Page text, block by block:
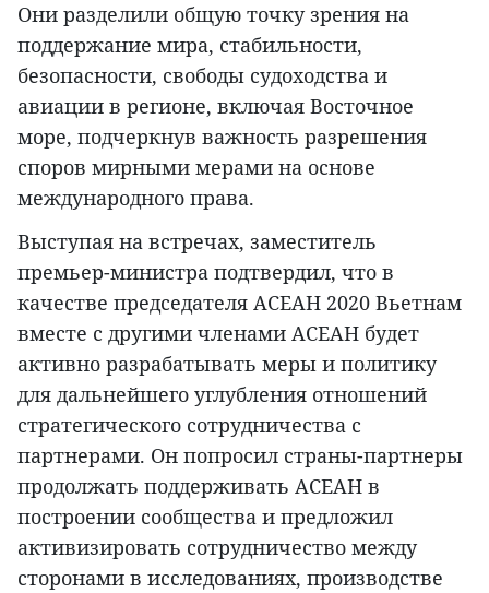
Они разделили общую точку зрения на
поддержание мира, стабильности,
безопасности, свободы судоходства и
авиации в регионе, включая Восточное
море, подчеркнув важность разрешения
споров мирными мерами на основе
международного права.
Выступая на встречах, заместитель
премьер-министра подтвердил, что в
качестве председателя АСЕАН 2020 Вьетнам
вместе с другими членами АСЕАН будет
активно разрабатывать меры и политику
для дальнейшего углубления отношений
стратегического сотрудничества с
партнерами. Он попросил страны-партнеры
продолжать поддерживать АСЕАН в
построении сообщества и предложил
активизировать сотрудничество между
сторонами в исследованиях, производстве